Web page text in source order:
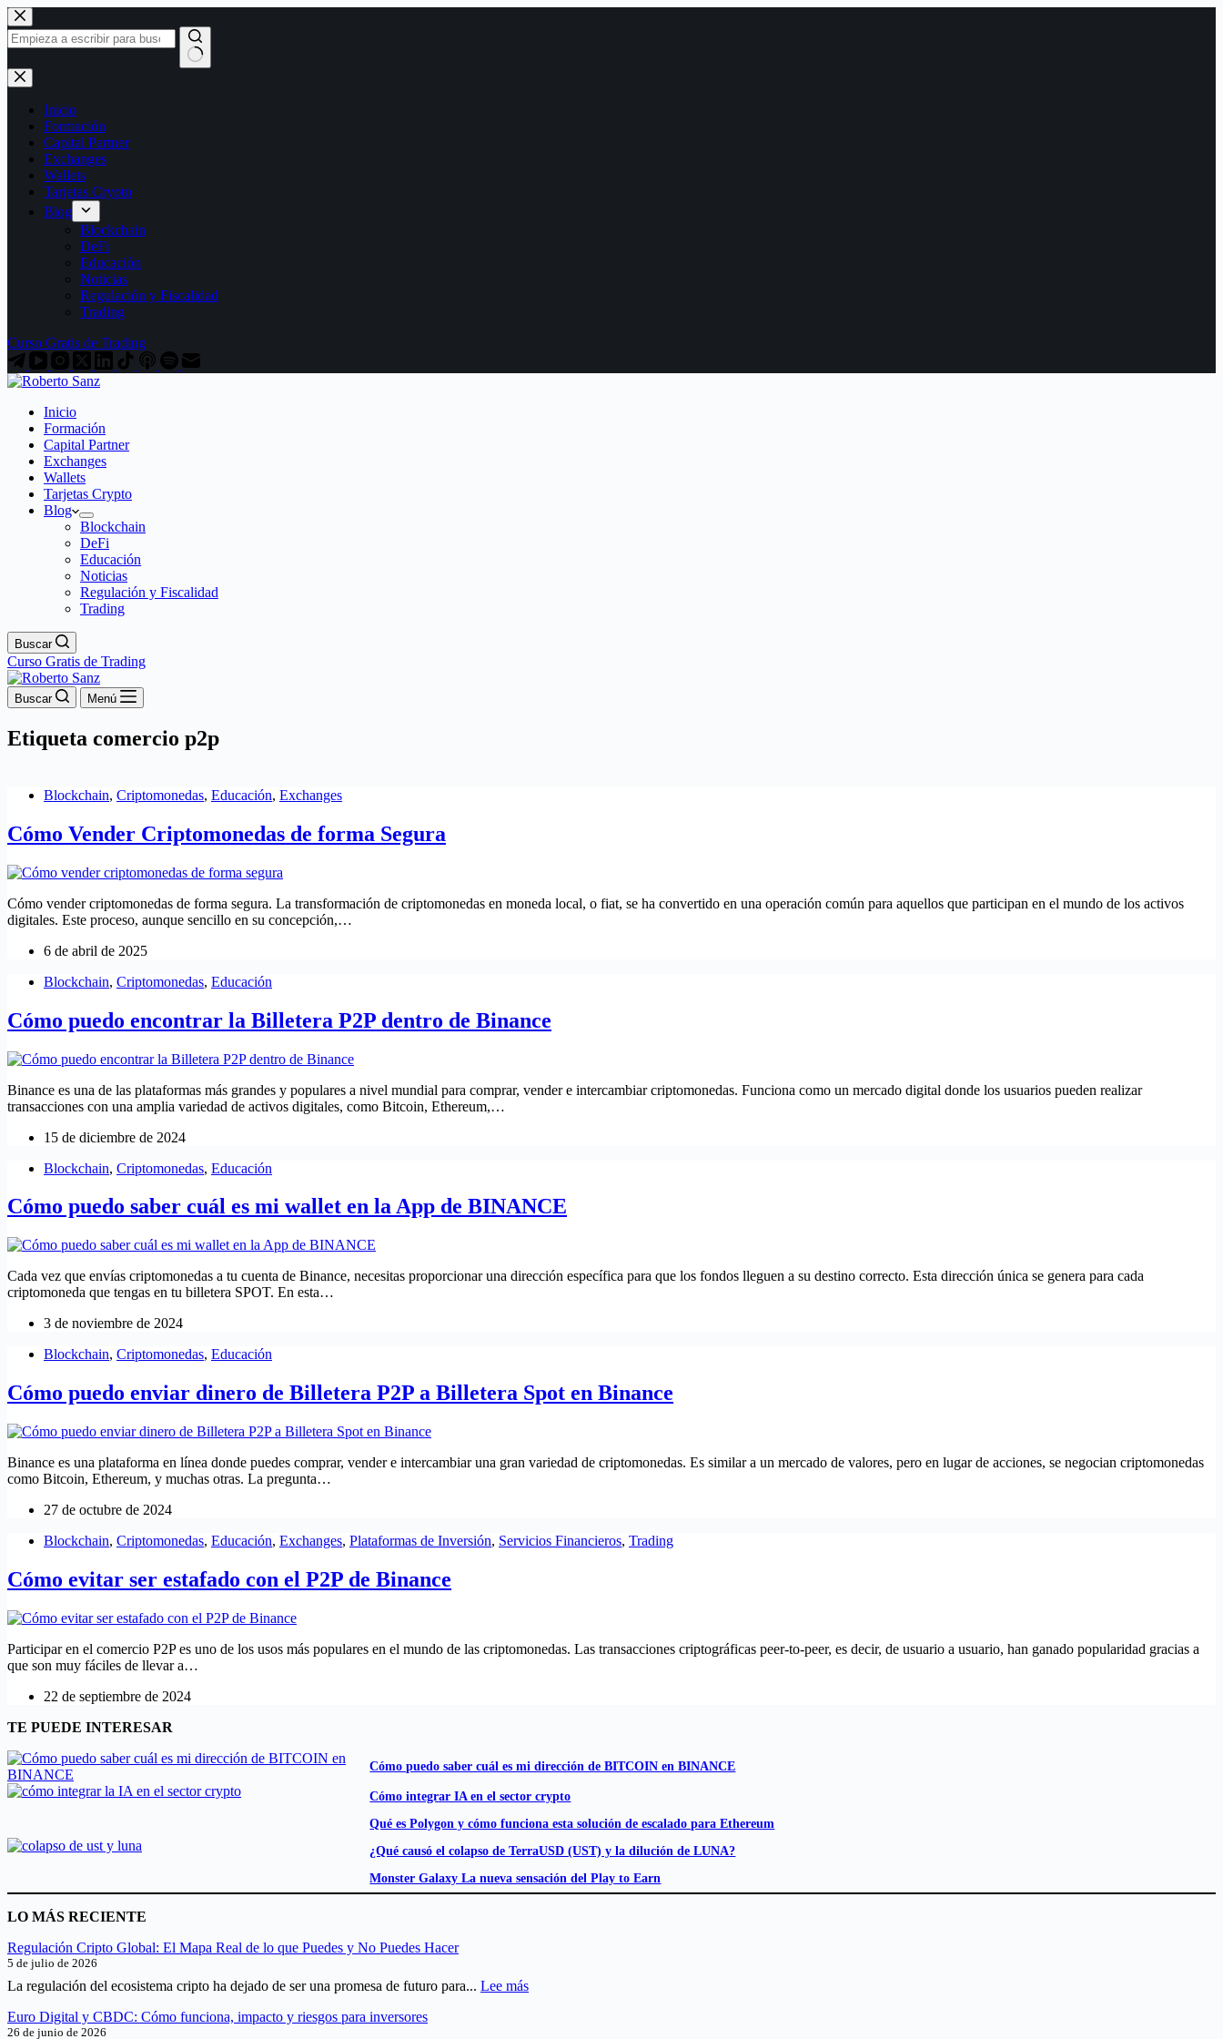
Saltar
al
contenido
Sin
resultados
Inicio
Formación
Capital Partner
Exchanges
Wallets
Tarjetas Crypto
Blog
Blockchain
DeFi
Educación
Noticias
Regulación y Fiscalidad
Trading
Curso Gratis de Trading
Inicio
Formación
Capital Partner
Exchanges
Wallets
Tarjetas Crypto
Blog
Blockchain
DeFi
Educación
Noticias
Regulación y Fiscalidad
Trading
Buscar
Curso Gratis de Trading
Buscar Menú
Etiqueta comercio p2p
Blockchain, Criptomonedas, Educación, Exchanges
Cómo Vender Criptomonedas de forma Segura
Cómo vender criptomonedas de forma segura. La transformación de criptomonedas en moneda local, o fiat, se ha convertido en una operación común para aquellos que participan en el mundo de los activos
digitales. Este proceso, aunque sencillo en su concepción,…
6 de abril de 2025
Blockchain, Criptomonedas, Educación
Cómo puedo encontrar la Billetera P2P dentro de Binance
Binance es una de las plataformas más grandes y populares a nivel mundial para comprar, vender e intercambiar criptomonedas. Funciona como un mercado digital donde los usuarios pueden realizar
transacciones con una amplia variedad de activos digitales, como Bitcoin, Ethereum,…
15 de diciembre de 2024
Blockchain, Criptomonedas, Educación
Cómo puedo saber cuál es mi wallet en la App de BINANCE
Cada vez que envías criptomonedas a tu cuenta de Binance, necesitas proporcionar una dirección específica para que los fondos lleguen a su destino correcto. Esta dirección única se genera para cada
criptomoneda que tengas en tu billetera SPOT. En esta…
3 de noviembre de 2024
Blockchain, Criptomonedas, Educación
Cómo puedo enviar dinero de Billetera P2P a Billetera Spot en Binance
Binance es una plataforma en línea donde puedes comprar, vender e intercambiar una gran variedad de criptomonedas. Es similar a un mercado de valores, pero en lugar de acciones, se negocian criptomonedas
como Bitcoin, Ethereum, y muchas otras. La pregunta…
27 de octubre de 2024
Blockchain, Criptomonedas, Educación, Exchanges, Plataformas de Inversión, Servicios Financieros, Trading
Cómo evitar ser estafado con el P2P de Binance
Participar en el comercio P2P es uno de los usos más populares en el mundo de las criptomonedas. Las transacciones criptográficas peer-to-peer, es decir, de usuario a usuario, han ganado popularidad gracias a
que son muy fáciles de llevar a…
22 de septiembre de 2024
TE PUEDE INTERESAR
Cómo puedo saber cuál es mi dirección de BITCOIN en BINANCE
Cómo integrar IA en el sector crypto
Qué es Polygon y cómo funciona esta solución de escalado para Ethereum
¿Qué causó el colapso de TerraUSD (UST) y la dilución de LUNA?
Monster Galaxy La nueva sensación del Play to Earn
LO MÁS RECIENTE
Regulación Cripto Global: El Mapa Real de lo que Puedes y No Puedes Hacer
5 de julio de 2026
La regulación del ecosistema cripto ha dejado de ser una promesa de futuro para... Lee más:
Euro Digital y CBDC: Cómo funciona, impacto y riesgos para inversores
26 de junio de 2026